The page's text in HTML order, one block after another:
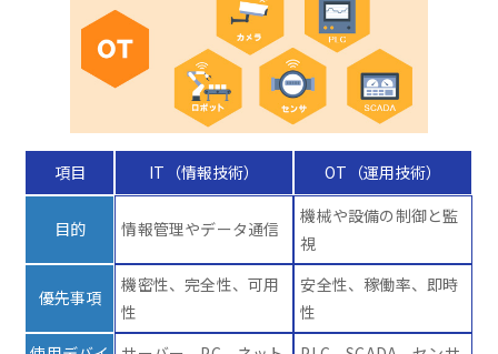
項目 IT（情報技術） OT（運用技術）
目的 情報管理やデータ通信
機械や設備の制御と監
視
優先事項
機密性、完全性、可用
性
安全性、稼働率、即時
性